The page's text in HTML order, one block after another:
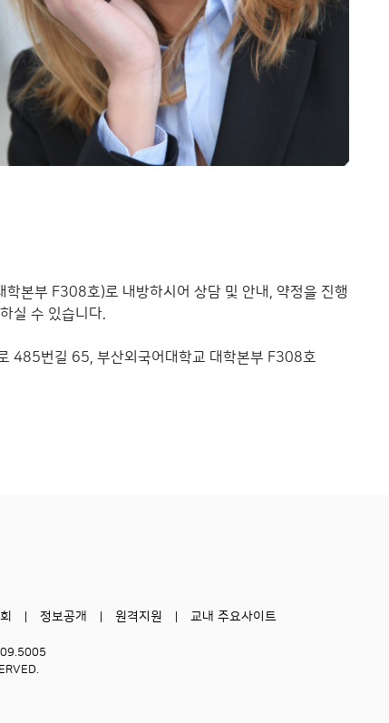
학본부 F308호)로 내방하시어 상담 및 안내, 약정을 진행
실 수 있습니다.
485번길 65, 부산외국어대학교 대학본부 F308호
정보공개 원격지원 교내 주요사이트